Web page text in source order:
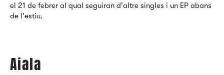
el 21 de febrer al qual seguiran d'altre singles i un EP abans
de l'estiu.
Aiala